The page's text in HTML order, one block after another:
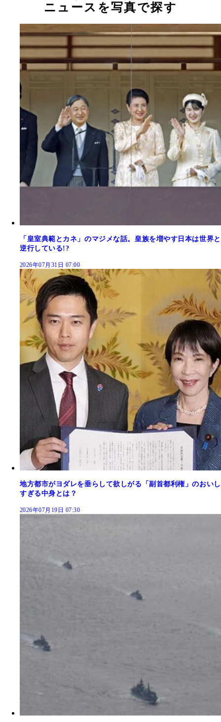
ニュースを写真で探す
「皇室典範とカネ」のマジメな話。皇族を増やす日本は世界と
逆行している!?
2026年07月31日 07:00
地方都市がヨダレを垂らして欲しがる「副首都利権」のおいし
すぎる中身とは？
2026年07月19日 07:30